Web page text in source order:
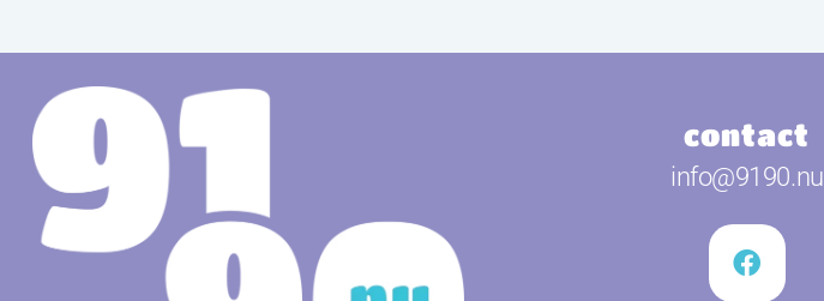
contact
info@9190.nu